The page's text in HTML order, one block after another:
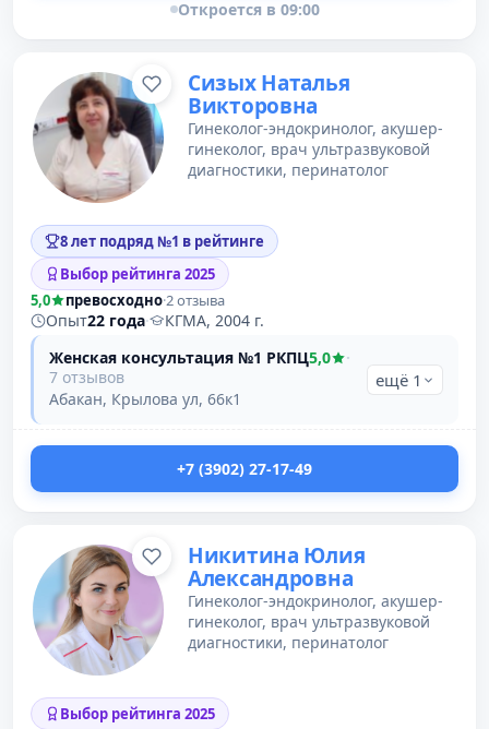
Откроется в 09:00
Сизых Наталья
Викторовна
Гинеколог-эндокринолог, акушер-
гинеколог, врач ультразвуковой
диагностики, перинатолог
8 лет подряд №1 в рейтинге
Выбор рейтинга 2025
5,0
превосходно·2 отзыва
Опыт22 года·
КГМА, 2004 г.
Женская консультация №1 РКПЦ5,0
·
7 отзывов
Абакан, Крылова ул, 66к1
ещё 1
+7 (3902) 27-17-49
Никитина Юлия
Александровна
Гинеколог-эндокринолог, акушер-
гинеколог, врач ультразвуковой
диагностики, перинатолог
Выбор рейтинга 2025